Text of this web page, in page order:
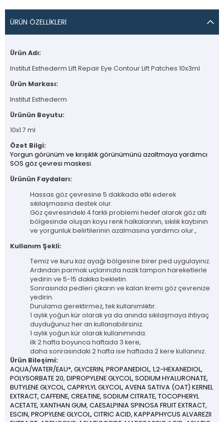
ÜRÜN ÖZELLIKLERI
Ürün Adı:
Institut Esthederm Lift Repair Eye Contour Lift Patches 10x3ml
Ürün Markası:
Institut Esthederm
Ürünün Boyutu:
10x1.7 ml
Özet Bilgi:
Yorgun görünüm ve kırışıklık görünümünü azaltmaya yardımcı
SOS göz çevresi maskesi.
Ürünün Faydaları:
Hassas göz çevresine 5 dakikada etki ederek
sıkılaşmasına destek olur.
Göz çevresindeki 4 farklı problemi hedef alarak göz altı
bölgesinde oluşan koyu renk halkalarının, sıkılık kaybının
ve yorgunluk belirtilerinin azalmasına yardımcı olur.,
Kullanım Şekli:
Temiz ve kuru kaz ayağı bölgesine birer ped uygulayınız.
Ardından parmak uçlarınızla nazik tampon hareketlerle
yedirin ve 5-15 dakika bekletin.
Sonrasında pedleri çıkarın ve kalan kremi göz çevrenize
yedirin.
Durulama gerektirmez, tek kullanımlıktır.
1 aylık yoğun kür olarak ya da anında sıkılaşmaya ihtiyaç
duyduğunuz her an kullanabilirsiniz.
1 aylık yoğun kür olarak kullanımında:
ilk 2 hafta boyunca haftada 3 kere,
daha sonrasındaki 2 hafta ise haftada 2 kere kullanınız.
Ürün Bileşimi:
AQUA/WATER/EAU*, GLYCERIN, PROPANEDIOL, 1,2-HEXANEDIOL,
POLYSORBATE 20, DIPROPYLENE GLYCOL, SODIUM HYALURONATE,
BUTYLENE GLYCOL, CAPRYLYL GLYCOL, AVENA SATIVA (OAT) KERNEL
EXTRACT, CAFFEINE, CREATINE, SODIUM CITRATE, TOCOPHERYL
ACETATE, XANTHAN GUM, CAESALPINIA SPINOSA FRUIT EXTRACT,
ESCIN, PROPYLENE GLYCOL, CITRIC ACID, KAPPAPHYCUS ALVAREZII